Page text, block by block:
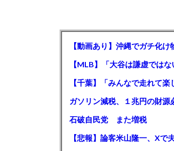
【動画あり】沖縄でガチ化
石破自民党 また増税
【悲報】論客米山隆一、X